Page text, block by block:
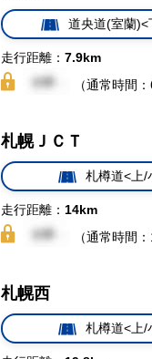
道央道(室蘭)<
走行距離： 7.9km
（通常時間：
札幌ＪＣＴ
札樽道<上/
走行距離： 14km
（通常時間：
札幌西
札樽道<上/